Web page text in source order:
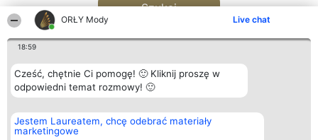
ORŁY Mody Live chat
18:59
Cześć, chętnie Ci pomogę! 🙂 Kliknij proszę w
odpowiedni temat rozmowy! 🙂
Jestem Laureatem, chcę odebrać materiały
marketingowe
Szukaj
Organizator plebiscytu
Bright Side Solutions sp. z o.
o. sp. k.
Plebiscyt
Laureaci
Kontakt
Kontakt